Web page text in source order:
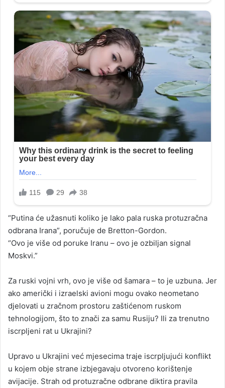
“Putina će užasnuti koliko je lako pala ruska protuzračna
odbrana Irana”, poručuje de Bretton-Gordon.
“Ovo je više od poruke Iranu – ovo je ozbiljan signal
Moskvi.”
Za ruski vojni vrh, ovo je više od šamara – to je uzbuna. Jer
ako američki i izraelski avioni mogu ovako neometano
djelovati u zračnom prostoru zaštićenom ruskom
tehnologijom, što to znači za samu Rusiju? Ili za trenutno
iscrpljeni rat u Ukrajini?
Upravo u Ukrajini već mjesecima traje iscrpljujući konflikt
u kojem obje strane izbjegavaju otvoreno korištenje
avijacije. Strah od protuzračne odbrane diktira pravila